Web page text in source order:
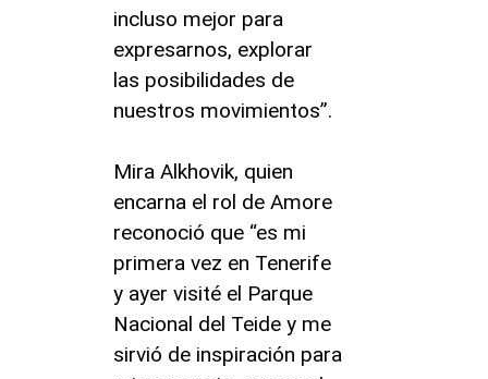
incluso mejor para
expresarnos, explorar
las posibilidades de
nuestros movimientos”.
Mira Alkhovik, quien
encarna el rol de Amore
reconoció que “es mi
primera vez en Tenerife
y ayer visité el Parque
Nacional del Teide y me
sirvió de inspiración para